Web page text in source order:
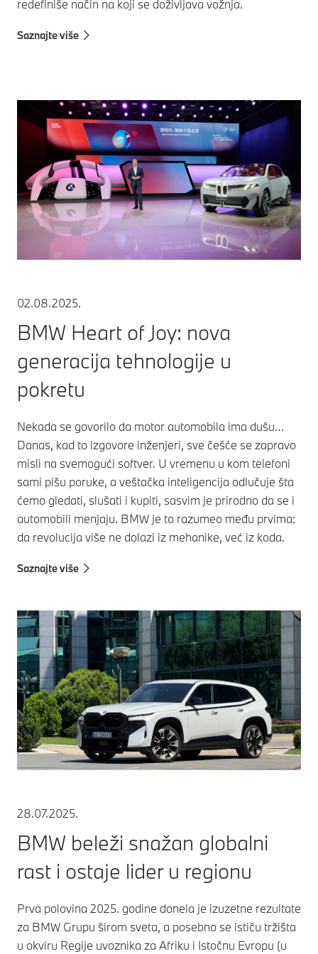
redefiniše način na koji se doživljava vožnja.
Saznajte više
02.08.2025.
BMW Heart of Joy: nova
generacija tehnologije u
pokretu
Nekada se govorilo da motor automobila ima dušu…
Danas, kad to izgovore inženjeri, sve češće se zapravo
misli na svemogući softver. U vremenu u kom telefoni
sami pišu poruke, a veštačka inteligencija odlučuje šta
ćemo gledati, slušati i kupiti, sasvim je prirodno da se i
automobili menjaju. BMW je to razumeo među prvima:
da revolucija više ne dolazi iz mehanike, već iz koda.
Saznajte više
28.07.2025.
BMW beleži snažan globalni
rast i ostaje lider u regionu
Prva polovina 2025. godine donela je izuzetne rezultate
za BMW Grupu širom sveta, a posebno se ističu tržišta
u okviru Regije uvoznika za Afriku i Istočnu Evropu (u